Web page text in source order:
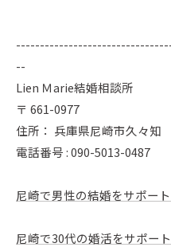
--
Lien Ｍarie結婚相談所
〒 661-0977
住所： 兵庫県尼崎市久々知
電話番号 :090-5013-0487
尼崎で男性の結婚をサポート
尼崎で30代の婚活をサポート